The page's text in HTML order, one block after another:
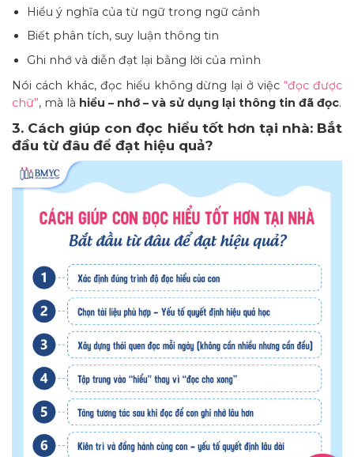
Hiểu ý nghĩa của từ ngữ trong ngữ cảnh
Biết phân tích, suy luận thông tin
Ghi nhớ và diễn đạt lại bằng lời của mình
Nói cách khác, đọc hiểu không dừng lại ở việc “đọc được
chữ”, mà là hiểu – nhớ – và sử dụng lại thông tin đã đọc.
3. Cách giúp con đọc hiểu tốt hơn tại nhà: Bắt
đầu từ đâu để đạt hiệu quả?